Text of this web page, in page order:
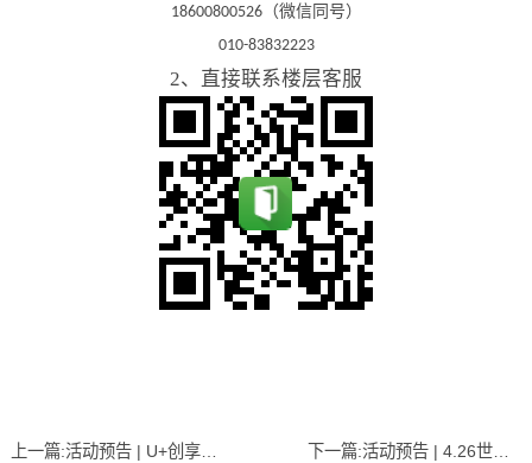
18600800526（微信同号）
010-83832223
2、直接联系楼层客服
上一篇: 活动预告 | U+创享汇【2024】高新技术企业认定及知识产权评估实缴政策线上培训会 下一篇: 活动预告 | 4.26世界知识产权日暨知识产权宣传周——企业知识产权培育与保护线上培训会